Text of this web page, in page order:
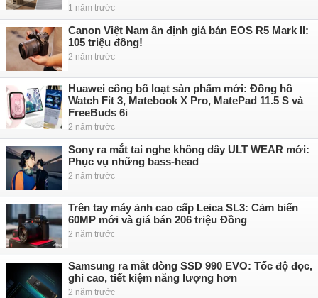
1 năm trước
Canon Việt Nam ấn định giá bán EOS R5 Mark II:
105 triệu đồng!
2 năm trước
Huawei công bố loạt sản phẩm mới: Đồng hồ
Watch Fit 3, Matebook X Pro, MatePad 11.5 S và
FreeBuds 6i
2 năm trước
Sony ra mắt tai nghe không dây ULT WEAR mới:
Phục vụ những bass-head
2 năm trước
Trên tay máy ảnh cao cấp Leica SL3: Cảm biến
60MP mới và giá bán 206 triệu Đồng
2 năm trước
Samsung ra mắt dòng SSD 990 EVO: Tốc độ đọc,
ghi cao, tiết kiệm năng lượng hơn
2 năm trước